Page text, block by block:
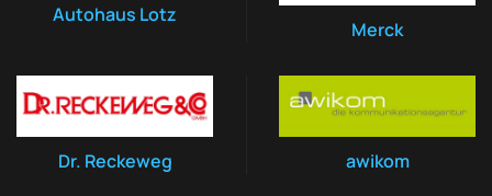
Autohaus Lotz
Merck
Dr. Reckeweg awikom